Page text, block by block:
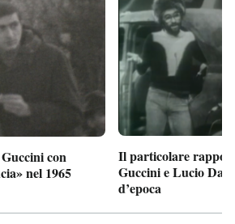
con
nel 1965
Il particolare
Guccini e Lucio
d’epoca